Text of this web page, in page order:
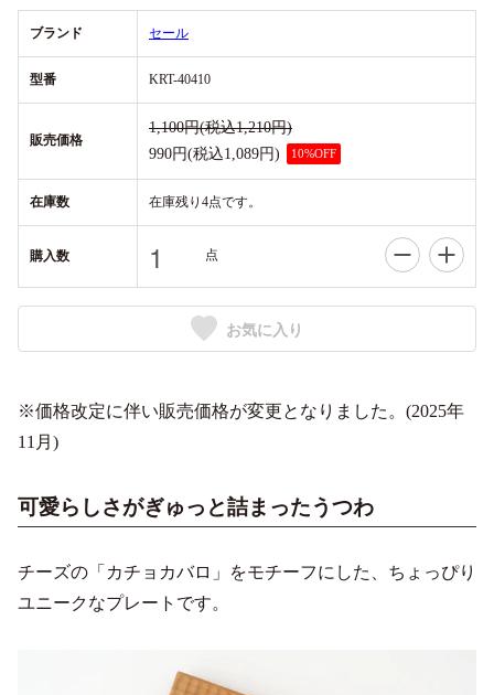
ブランド セール
型番 KRT-40410
販売価格
1,100円(税込1,210円)
990円(税込1,089円)
10%OFF
在庫数 在庫残り4点です。
購入数 点
お気に入り
※価格改定に伴い販売価格が変更となりました。(2025年
11月)
可愛らしさがぎゅっと詰まったうつわ
チーズの「カチョカバロ」をモチーフにした、ちょっぴり
ユニークなプレートです。